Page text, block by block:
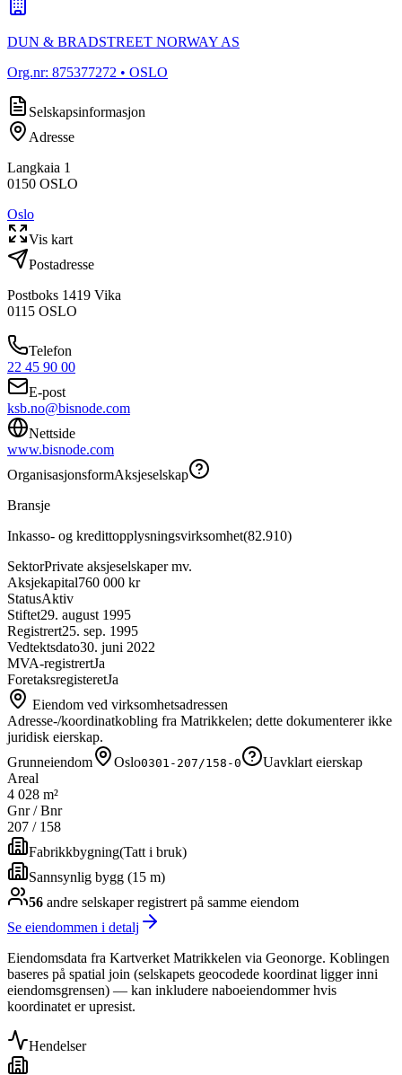
DUN & BRADSTREET NORWAY AS
Org.nr: 875377272 • OSLO
Selskapsinformasjon
Adresse
Langkaia 1
0150 OSLO
Oslo
Vis kart
Postadresse
Postboks 1419 Vika
0115 OSLO
Telefon
22 45 90 00
E-post
ksb.no@bisnode.com
Nettside
www.bisnode.com
OrganisasjonsformAksjeselskap
Bransje
Inkasso- og kredittopplysningsvirksomhet(82.910)
SektorPrivate aksjeselskaper mv.
Aksjekapital760 000 kr
StatusAktiv
Stiftet29. august 1995
Registrert25. sep. 1995
Vedtektsdato30. juni 2022
MVA-registrertJa
ForetaksregisteretJa
Eiendom ved virksomhetsadressen
Adresse-/koordinatkobling fra Matrikkelen; dette dokumenterer ikke
juridisk eierskap.
Grunneiendom
Oslo0301-207/158-0
Uavklart eierskap
Areal
4 028 m²
Gnr / Bnr
207 / 158
Fabrikkbygning(Tatt i bruk)
Sannsynlig bygg (15 m)
56 andre selskaperregistrert på samme eiendom
Se eiendommen i detalj
Eiendomsdata fra Kartverket Matrikkelen via Geonorge. Koblingen
baseres på spatial join (selskapets geocodede koordinat ligger inni
eiendomsgrensen) — kan inkludere naboeiendommer hvis
koordinatet er upresist.
Hendelser